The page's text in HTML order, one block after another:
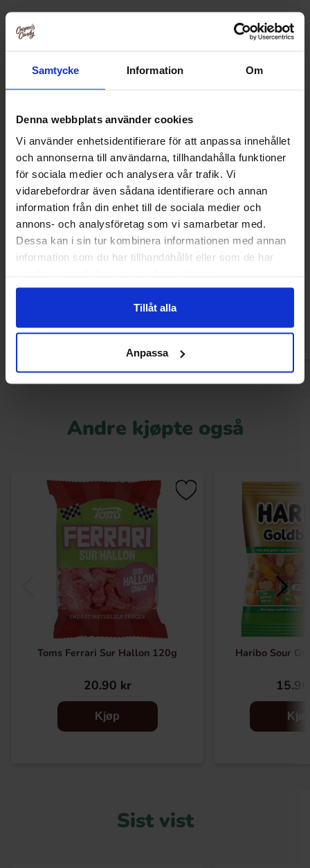
Samtycke Information Om
Denna webbplats använder cookies
Vi använder enhetsidentifierare för att anpassa innehållet
och annonserna till användarna, tillhandahålla funktioner
för sociala medier och analysera vår trafik. Vi
vidarebefordrar även sådana identifierare och annan
information från din enhet till de sociala medier och
annons- och analysföretag som vi samarbetar med.
Dessa kan i sin tur kombinera informationen med annan
information som du har tillhandahållit eller som de har
Tillåt alla
Anpassa
Relaterte produkter
S-Märke Supersura 2kg Red Band
Andre kjøpte også
Toms Ferrari Sur Hallon 120g
20.90 kr
Kjøp
Haribo Sour
Sist vist